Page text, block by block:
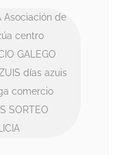
Asociación de
centro
GALEGO
días azuis
comercio
SORTEO